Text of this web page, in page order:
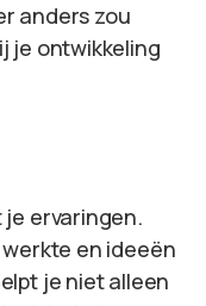
anders zou
je ontwikkeling
ervaringen.
en ideeën
je niet alleen